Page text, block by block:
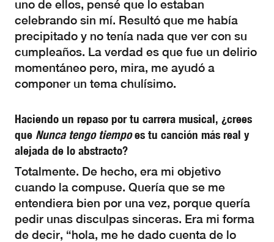
uno de ellos, pensé que lo estaban
celebrando sin mí. Resultó que me había
precipitado y no tenía nada que ver con su
cumpleaños. La verdad es que fue un delirio
momentáneo pero, mira, me ayudó a
componer un tema chulísimo.
Haciendo un repaso por tu carrera musical, ¿crees
que Nunca tengo tiempoes tu canción más real y
alejada de lo abstracto?
Totalmente. De hecho, era mi objetivo
cuando la compuse. Quería que se me
entendiera bien por una vez, porque quería
pedir unas disculpas sinceras. Era mi forma
de decir, “hola, me he dado cuenta de lo